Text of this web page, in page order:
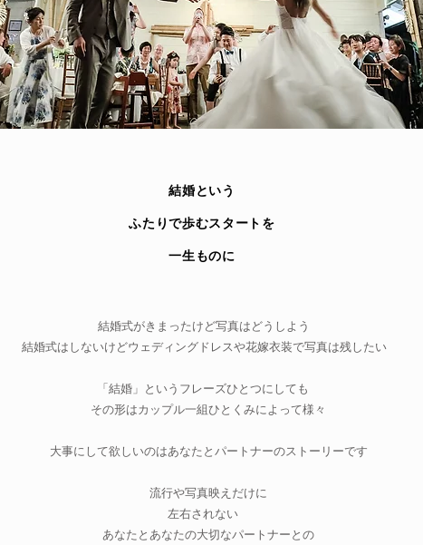
結婚という
ふたりで歩むスタートを
一生ものに
結婚式がきまったけど写真はどうしよう
結婚式はしないけどウェディングドレスや花嫁衣装で写真は残したい
「結婚」というフレーズひとつにしても
その形はカップル一組ひとくみによって様々
大事にして欲しいのはあなたとパートナーのストーリーです
流行や写真映えだけに
左右されない
あなたとあなたの大切なパートナーとの